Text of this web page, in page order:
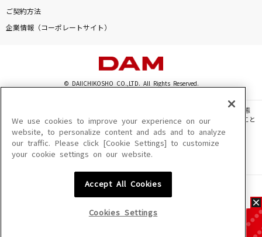
ご契約方法
企業情報（コーポレートサイト）
© DAIICHIKOSHO CO.,LTD. All Rights Reserved.
このサイトに掲載されている一切の文章・画像・写真・動画・音声等を、手段や形態
を問わず、著作権法の定める範囲を超えて無断で複製、転載、ファイル化などすること
を禁じます。
楽曲及びコンテンツは、機種によりご利用いただけない場合があります。
楽曲及びコンテンツの配信日、配信内容が変更になる場合があります。
We use cookies to improve your experience on our
website, to personalize content and ads and to analyze
our traffic. Please click [Cookie Settings] to customize
your cookie settings on our website.
Accept All Cookies
Cookies Settings